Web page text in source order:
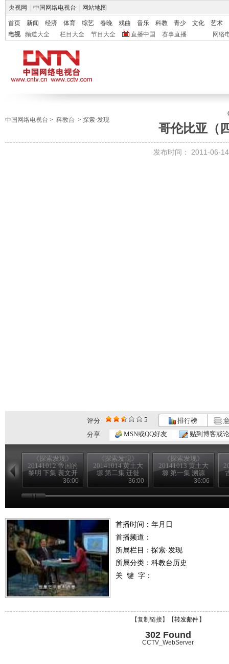
央视网 中国网络电视台 网站地图
首页 新闻 经济 体育 综艺 春晚 戏曲 音乐 科教 青少 文化
艺术
电视
频道大全 栏目大全 节目大全 直播中国 赛事直播 网络
中国网络电视台 > 科教台 > 探索·发现
哥伦比亚（
发布时间： 2011-06-
评分 5 排行榜
分享
MSN或QQ好友 贴到博客或
《探索发现》
20141012 帝国的
黎明 下集 襄文开
36:00
《探索发现》
20141014 黄土大
塬 第二集 迁徙
36:00
《探索发现》
20141013 黄土大
塬 第一集 溯源
36:06
首播时间：年月日
首播频道：
所属栏目： 探索·发现
所属分类：科教台历史
关 键 字：
【复制链接】【转发邮件 】
302 Found
CCTV_WebServer